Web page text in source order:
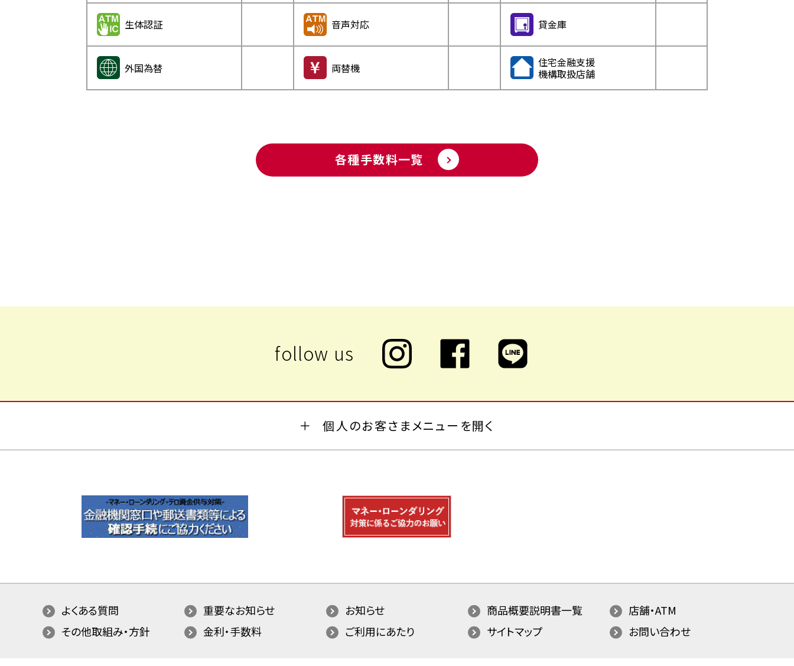
生体認証 音声対応 貸金庫
外国為替 両替機
住宅金融支援
機構取扱店舗
各種手数料一覧
個人のお客さまメニューを開く
よくある質問 重要なお知らせ お知らせ 商品概要説明書一覧
店舗・ATM
その他取組み・方針
金利・手数料 ご利用にあたり サイトマップ お問い合わせ